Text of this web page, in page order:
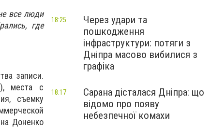
все люди
где
записи.
места с
съемку
Доненко
Через удари та
пошкодження
інфраструктури: потяги з
Дніпра масово вибилися з
графіка
18:25
Сарана дісталася Дніпра: що
відомо про появу
небезпечної комахи
18:17